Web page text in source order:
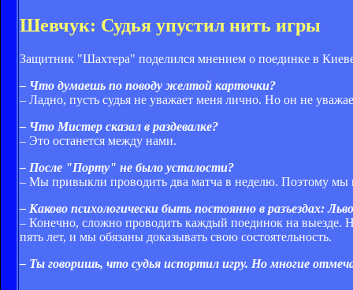
Шевчук: Судья упустил нить игры
Защитник "Шахтера" поделился мнением о поединке в
– Что думаешь по поводу желтой карточки?
– Ладно, пусть судья не уважает меня лично. Но он не
– Что Мистер сказал в раздевалке?
– Это останется между нами.
– После "Порту" не было усталости?
– Мы привыкли проводить два матча в неделю. Поэтому мы
– Каково психологически быть постоянно в разъездах:
– Конечно, сложно проводить каждый поединок на
пять лет, и мы обязаны доказывать свою состоятельность.
– Ты говоришь, что судья испортил игру. Но многие